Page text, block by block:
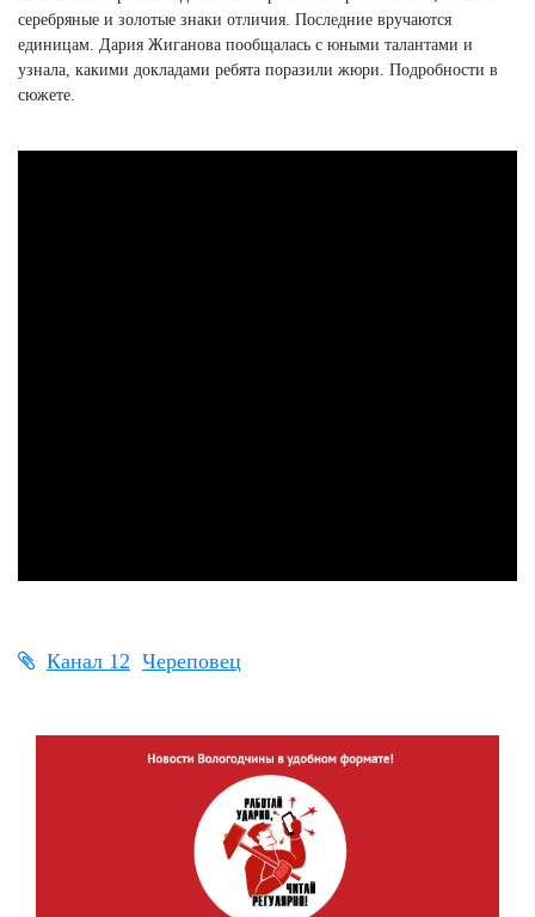
серебряные и золотые знаки отличия. Последние вручаются
единицам. Дария Жиганова пообщалась с юными талантами и
узнала, какими докладами ребята поразили жюри. Подробности в
сюжете.
Канал 12 Череповец